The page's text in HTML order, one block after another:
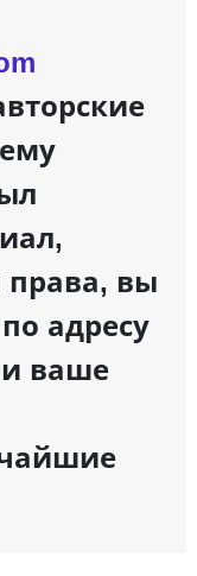
вы
адресу
ваше